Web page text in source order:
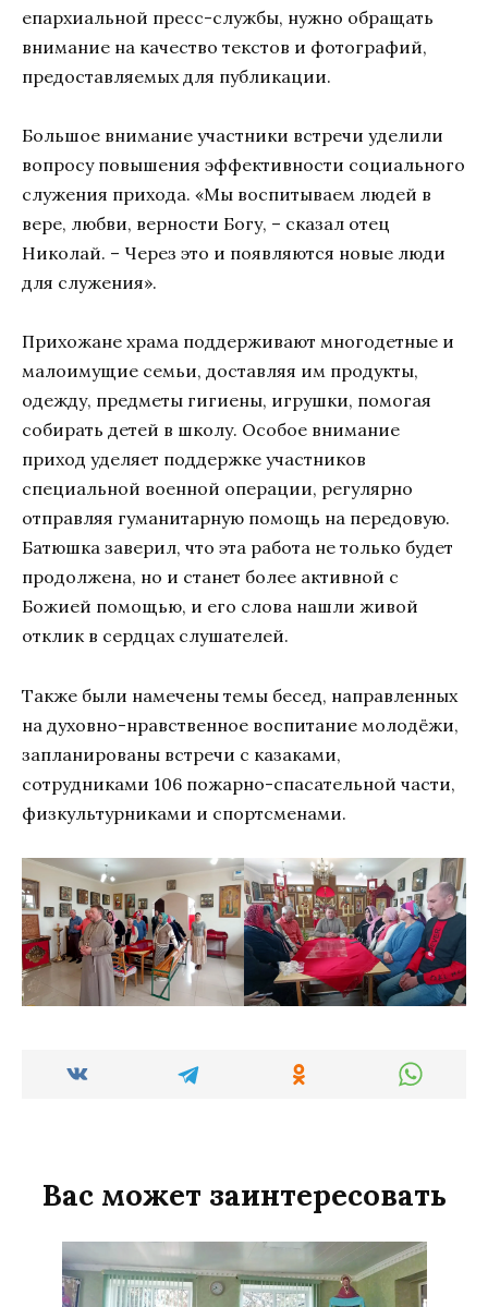
епархиальной пресс-службы, нужно обращать
внимание на качество текстов и фотографий,
предоставляемых для публикации.
Большое внимание участники встречи уделили
вопросу повышения эффективности социального
служения прихода. «Мы воспитываем людей в
вере, любви, верности Богу, – сказал отец
Николай. – Через это и появляются новые люди
для служения».
Прихожане храма поддерживают многодетные и
малоимущие семьи, доставляя им продукты,
одежду, предметы гигиены, игрушки, помогая
собирать детей в школу. Особое внимание
приход уделяет поддержке участников
специальной военной операции, регулярно
отправляя гуманитарную помощь на передовую.
Батюшка заверил, что эта работа не только будет
продолжена, но и станет более активной с
Божией помощью, и его слова нашли живой
отклик в сердцах слушателей.
Также были намечены темы бесед, направленных
на духовно-нравственное воспитание молодёжи,
запланированы встречи с казаками,
сотрудниками 106 пожарно-спасательной части,
физкультурниками и спортсменами.
Вас может заинтересовать